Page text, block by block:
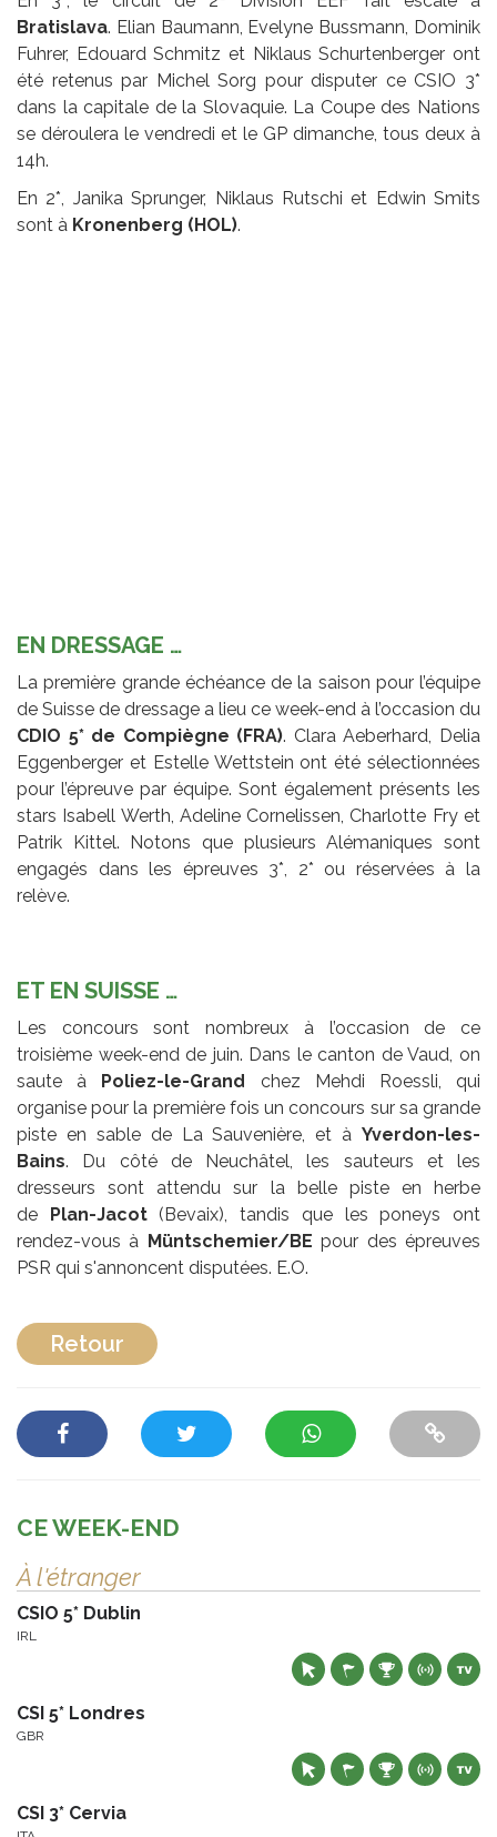
Bratislava. Elian Baumann, Evelyne Bussmann, Dominik
Fuhrer, Edouard Schmitz et Niklaus Schurtenberger ont
été retenus par Michel Sorg pour disputer ce CSIO 3*
dans la capitale de la Slovaquie. La Coupe des Nations
se déroulera le vendredi et le GP dimanche, tous deux à
14h.
En 2*, Janika Sprunger, Niklaus Rutschi et Edwin Smits
sont à Kronenberg (HOL).
EN DRESSAGE …
La première grande échéance de la saison pour l’équipe
de Suisse de dressage a lieu ce week-end à l’occasion du
CDIO 5* de Compiègne (FRA). Clara Aeberhard, Delia
Eggenberger et Estelle Wettstein ont été sélectionnées
pour l’épreuve par équipe. Sont également présents les
stars Isabell Werth, Adeline Cornelissen, Charlotte Fry et
Patrik Kittel. Notons que plusieurs Alémaniques sont
engagés dans les épreuves 3*, 2* ou réservées à la
relève.
ET EN SUISSE …
Les concours sont nombreux à l’occasion de ce
troisième week-end de juin. Dans le canton de Vaud, on
saute à
Poliez-le-Grand
chez Mehdi Roessli, qui
organise pour la première fois un concours sur sa grande
piste en sable de La Sauvenière, et à Yverdon-les-
Bains. Du côté de Neuchâtel, les sauteurs et les
dresseurs sont attendu sur la belle piste en herbe
de
Plan-Jacot(Bevaix), tandis que les poneys ont
rendez-vous à Müntschemier/BE pour des épreuves
PSR qui s'annoncent disputées. E.O.
Retour
CE WEEK-END
À l'étranger
CSIO 5* Dublin
IRL
CSI 5* Londres
GBR
CSI 3* Cervia